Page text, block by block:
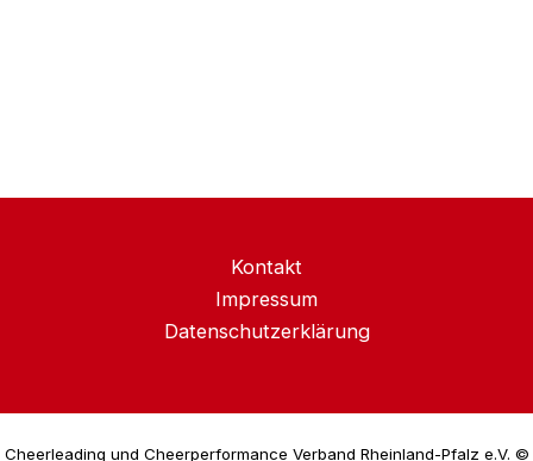
Kontakt
Impressum
Datenschutzerklärung
Cheerleading und Cheerperformance Verband Rheinland-Pfalz e.V. ©